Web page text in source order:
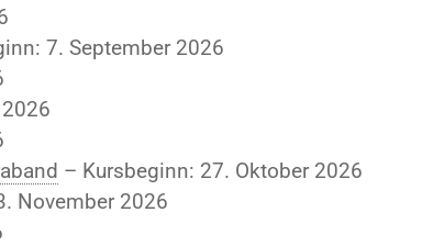
7. September 2026
– Kursbeginn: 27. Oktober 2026
November 2026